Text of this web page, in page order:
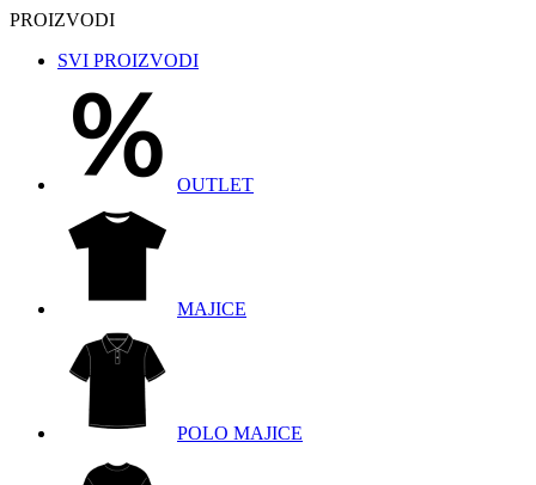
PROIZVODI
SVI PROIZVODI
OUTLET
MAJICE
POLO MAJICE